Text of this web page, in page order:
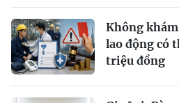
Không
lao động có
triệu đồng